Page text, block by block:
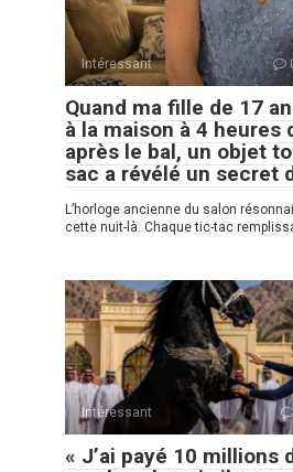
Intéressant
Quand ma fille de 17
à la maison à 4 heures
après le bal, un objet
sac a révélé un secret
L’horloge ancienne du salon
cette nuit-là. Chaque tic-tac
Intéressant
« J’ai payé 10 millions